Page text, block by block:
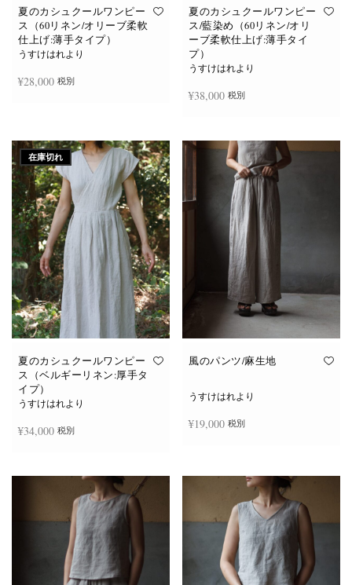
オ
プ
シ
ョ
ら
選
択
で
き
ま
す
オ
プ
シ
ョ
ら
選
択
で
き
ま
す
夏のカシュクールワンピー
ス（60リネン/オリーブ柔軟
仕上げ:薄手タイプ）
うすけはれより
¥28,000 税別
夏のカシュクールワンピー
ス/藍染め（60リネン/オリ
ーブ柔軟仕上げ:薄手タイ
プ）
うすけはれより
¥38,000 税別
在庫切れ
夏のカシュクールワンピー
ス（ベルギーリネン:厚手タ
イプ）
うすけはれより
¥34,000 税別
風のパンツ/麻生地
うすけはれより
¥19,000 税別